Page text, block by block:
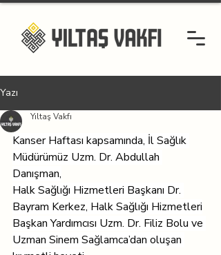
Yazı
Yıltaş Vakfı
Kanser Haftası kapsamında, İl Sağlık
Müdürümüz Uzm. Dr. Abdullah
Danışman,
Halk Sağlığı Hizmetleri Başkanı Dr.
Bayram Kerkez, Halk Sağlığı Hizmetleri
Başkan Yardımcısı Uzm. Dr. Filiz Bolu ve
Uzman Sinem Sağlamca’dan oluşan